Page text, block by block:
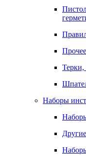
Прочее
Терки,
Наборы